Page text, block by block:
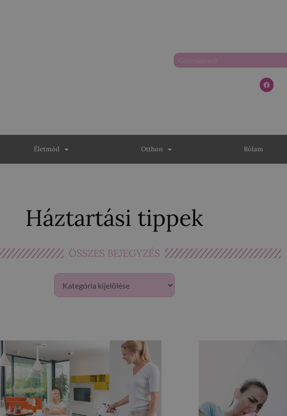
Életmód Otthon Rólam
Háztartási tippek
ÖSSZES BEJEGYZÉS